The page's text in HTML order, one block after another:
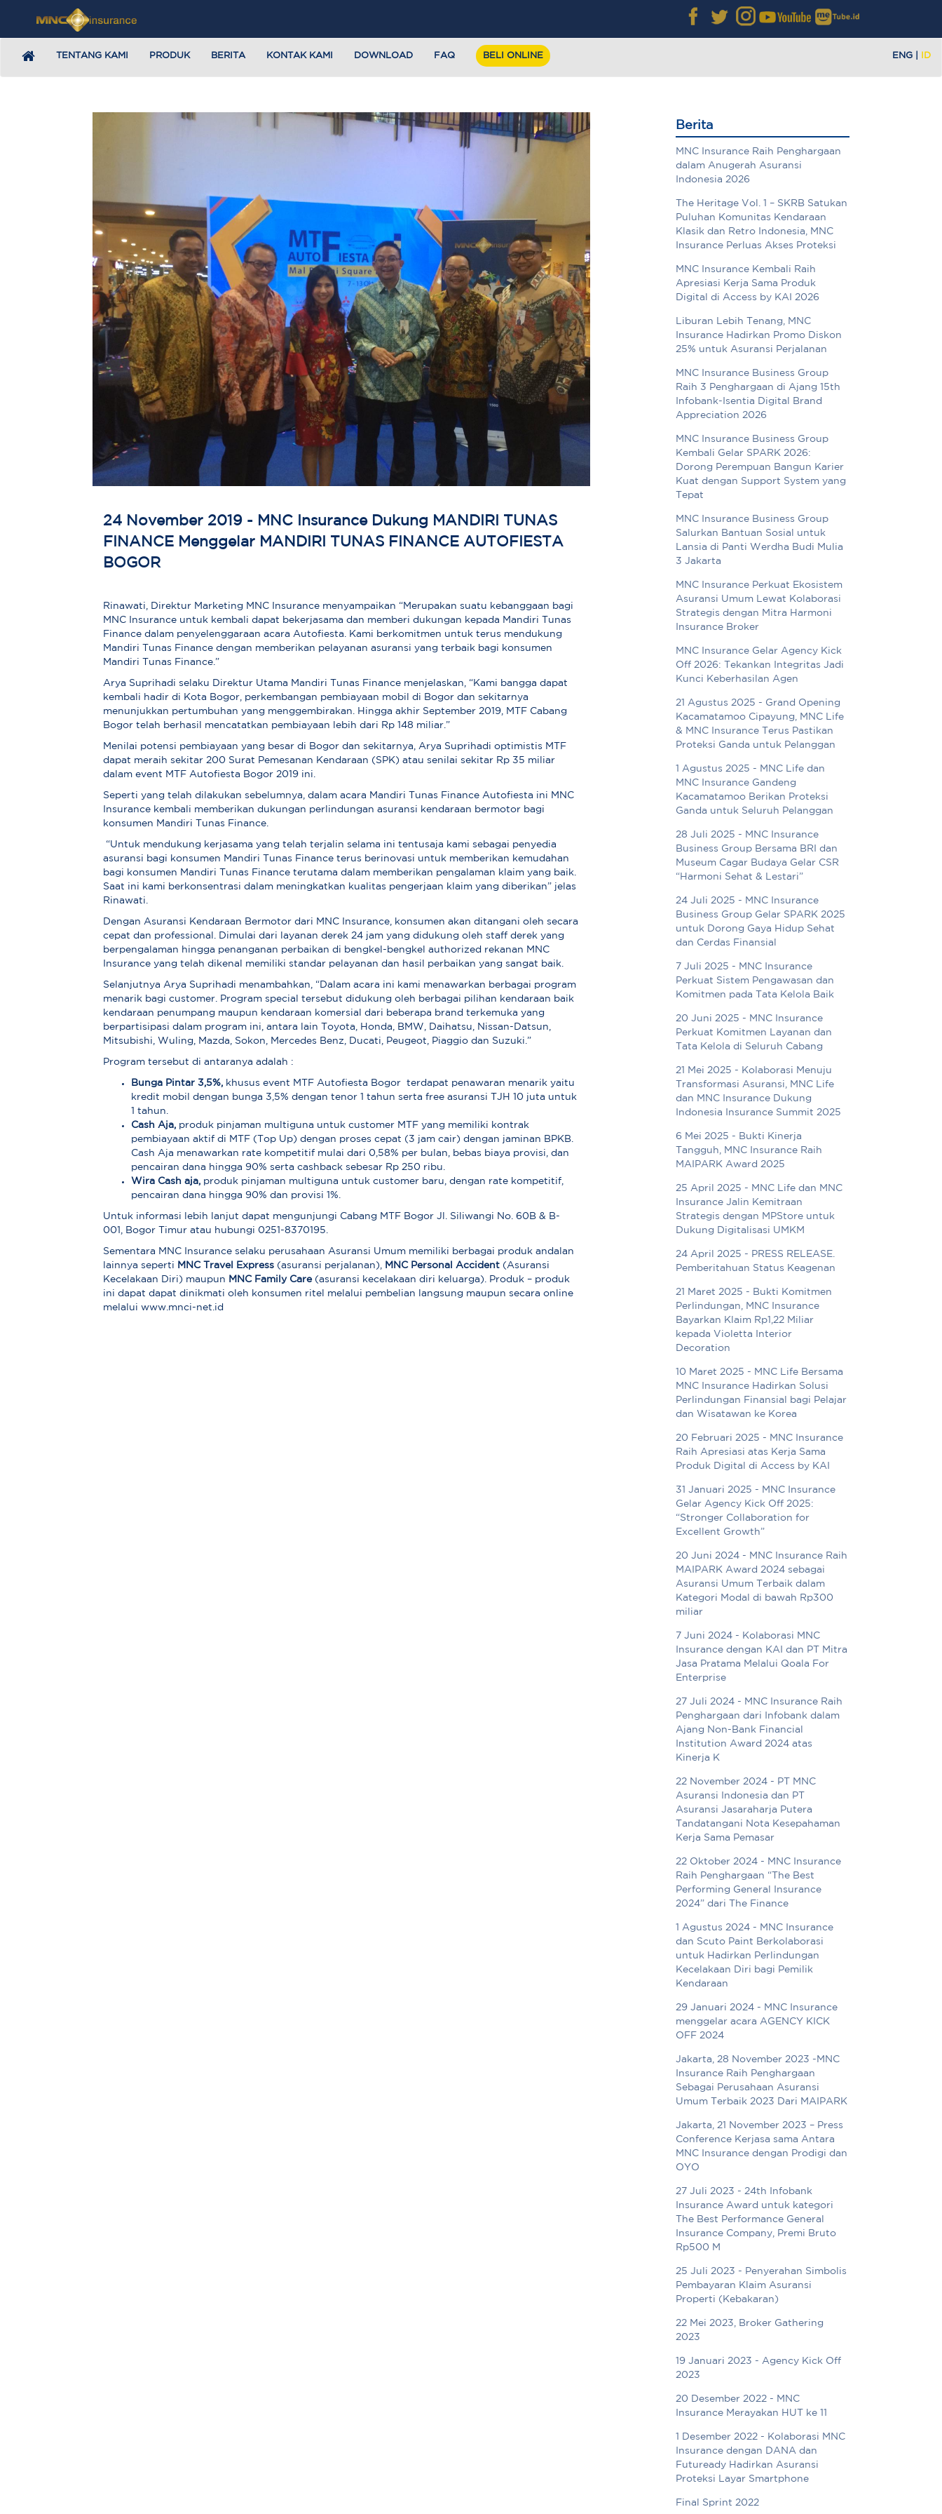
TENTANG KAMI PRODUK BERITA KONTAK KAMI DOWNLOAD FAQ BELI ONLINE ENG ID
24 November 2019 - MNC Insurance Dukung MANDIRI TUNAS
FINANCE Menggelar MANDIRI TUNAS FINANCE AUTOFIESTA
BOGOR
Rinawati, Direktur Marketing MNC Insurance menyampaikan “Merupakan suatu kebanggaan bagi
MNC Insurance untuk kembali dapat bekerjasama dan memberi dukungan kepada Mandiri Tunas
Finance dalam penyelenggaraan acara Autofiesta. Kami berkomitmen untuk terus mendukung
Mandiri Tunas Finance dengan memberikan pelayanan asuransi yang terbaik bagi konsumen
Mandiri Tunas Finance.”
Arya Suprihadi selaku Direktur Utama Mandiri Tunas Finance menjelaskan, “Kami bangga dapat
kembali hadir di Kota Bogor, perkembangan pembiayaan mobil di Bogor dan sekitarnya
menunjukkan pertumbuhan yang menggembirakan. Hingga akhir September 2019, MTF Cabang
Bogor telah berhasil mencatatkan pembiayaan lebih dari Rp 148 miliar.”
Menilai potensi pembiayaan yang besar di Bogor dan sekitarnya, Arya Suprihadi optimistis MTF
dapat meraih sekitar 200 Surat Pemesanan Kendaraan (SPK) atau senilai sekitar Rp 35 miliar
dalam event MTF Autofiesta Bogor 2019 ini.
Seperti yang telah dilakukan sebelumnya, dalam acara Mandiri Tunas Finance Autofiesta ini MNC
Insurance kembali memberikan dukungan perlindungan asuransi kendaraan bermotor bagi
konsumen Mandiri Tunas Finance.
“Untuk mendukung kerjasama yang telah terjalin selama ini tentusaja kami sebagai penyedia
asuransi bagi konsumen Mandiri Tunas Finance terus berinovasi untuk memberikan kemudahan
bagi konsumen Mandiri Tunas Finance terutama dalam memberikan pengalaman klaim yang baik.
Saat ini kami berkonsentrasi dalam meningkatkan kualitas pengerjaan klaim yang diberikan” jelas
Rinawati.
Dengan Asuransi Kendaraan Bermotor dari MNC Insurance, konsumen akan ditangani oleh secara
cepat dan professional. Dimulai dari layanan derek 24 jam yang didukung oleh staff derek yang
berpengalaman hingga penanganan perbaikan di bengkel-bengkel authorized rekanan MNC
Insurance yang telah dikenal memiliki standar pelayanan dan hasil perbaikan yang sangat baik.
Selanjutnya Arya Suprihadi menambahkan, “Dalam acara ini kami menawarkan berbagai program
menarik bagi customer. Program special tersebut didukung oleh berbagai pilihan kendaraan baik
kendaraan penumpang maupun kendaraan komersial dari beberapa brand terkemuka yang
berpartisipasi dalam program ini, antara lain Toyota, Honda, BMW, Daihatsu, Nissan-Datsun,
Mitsubishi, Wuling, Mazda, Sokon, Mercedes Benz, Ducati, Peugeot, Piaggio dan Suzuki.”
Program tersebut di antaranya adalah :
Bunga Pintar 3,5%, khusus event MTF Autofiesta Bogor terdapat penawaran menarik yaitu
kredit mobil dengan bunga 3,5% dengan tenor 1 tahun serta free asuransi TJH 10 juta untuk
1 tahun.
Cash Aja, produk pinjaman multiguna untuk customer MTF yang memiliki kontrak
pembiayaan aktif di MTF (Top Up) dengan proses cepat (3 jam cair) dengan jaminan BPKB.
Cash Aja menawarkan rate kompetitif mulai dari 0,58% per bulan, bebas biaya provisi, dan
pencairan dana hingga 90% serta cashback sebesar Rp 250 ribu.
Wira Cash aja, produk pinjaman multiguna untuk customer baru, dengan rate kompetitif,
pencairan dana hingga 90% dan provisi 1%.
Untuk informasi lebih lanjut dapat mengunjungi Cabang MTF Bogor Jl. Siliwangi No. 60B & B-
001, Bogor Timur atau hubungi 0251-8370195.
Sementara MNC Insurance selaku perusahaan Asuransi Umum memiliki berbagai produk andalan
lainnya seperti
MNC Travel Express (asuransi perjalanan), MNC Personal Accident (Asuransi
Kecelakaan Diri) maupun
MNC Family Care(asuransi kecelakaan diri keluarga). Produk – produk
ini dapat dapat dinikmati oleh konsumen ritel melalui pembelian langsung maupun secara online
melalui www.mnci-net.id
Berita
MNC Insurance Raih Penghargaan
dalam Anugerah Asuransi
Indonesia 2026
The Heritage Vol. 1 – SKRB Satukan
Puluhan Komunitas Kendaraan
Klasik dan Retro Indonesia, MNC
Insurance Perluas Akses Proteksi
MNC Insurance Kembali Raih
Apresiasi Kerja Sama Produk
Digital di Access by KAI 2026
Liburan Lebih Tenang, MNC
Insurance Hadirkan Promo Diskon
25% untuk Asuransi Perjalanan
MNC Insurance Business Group
Raih 3 Penghargaan di Ajang 15th
Infobank-Isentia Digital Brand
Appreciation 2026
MNC Insurance Business Group
Kembali Gelar SPARK 2026:
Dorong Perempuan Bangun Karier
Kuat dengan Support System yang
Tepat
MNC Insurance Business Group
Salurkan Bantuan Sosial untuk
Lansia di Panti Werdha Budi Mulia
3 Jakarta
MNC Insurance Perkuat Ekosistem
Asuransi Umum Lewat Kolaborasi
Strategis dengan Mitra Harmoni
Insurance Broker
MNC Insurance Gelar Agency Kick
Off 2026: Tekankan Integritas Jadi
Kunci Keberhasilan Agen
21 Agustus 2025 - Grand Opening
Kacamatamoo Cipayung, MNC Life
& MNC Insurance Terus Pastikan
Proteksi Ganda untuk Pelanggan
1 Agustus 2025 - MNC Life dan
MNC Insurance Gandeng
Kacamatamoo Berikan Proteksi
Ganda untuk Seluruh Pelanggan
28 Juli 2025 - MNC Insurance
Business Group Bersama BRI dan
Museum Cagar Budaya Gelar CSR
“Harmoni Sehat & Lestari”
24 Juli 2025 - MNC Insurance
Business Group Gelar SPARK 2025
untuk Dorong Gaya Hidup Sehat
dan Cerdas Finansial
7 Juli 2025 - MNC Insurance
Perkuat Sistem Pengawasan dan
Komitmen pada Tata Kelola Baik
20 Juni 2025 - MNC Insurance
Perkuat Komitmen Layanan dan
Tata Kelola di Seluruh Cabang
21 Mei 2025 - Kolaborasi Menuju
Transformasi Asuransi, MNC Life
dan MNC Insurance Dukung
Indonesia Insurance Summit 2025
6 Mei 2025 - Bukti Kinerja
Tangguh, MNC Insurance Raih
MAIPARK Award 2025
25 April 2025 - MNC Life dan MNC
Insurance Jalin Kemitraan
Strategis dengan MPStore untuk
Dukung Digitalisasi UMKM
24 April 2025 - PRESS RELEASE.
Pemberitahuan Status Keagenan
21 Maret 2025 - Bukti Komitmen
Perlindungan, MNC Insurance
Bayarkan Klaim Rp1,22 Miliar
kepada Violetta Interior
Decoration
10 Maret 2025 - MNC Life Bersama
MNC Insurance Hadirkan Solusi
Perlindungan Finansial bagi Pelajar
dan Wisatawan ke Korea
20 Februari 2025 - MNC Insurance
Raih Apresiasi atas Kerja Sama
Produk Digital di Access by KAI
31 Januari 2025 - MNC Insurance
Gelar Agency Kick Off 2025:
“Stronger Collaboration for
Excellent Growth”
20 Juni 2024 - MNC Insurance Raih
MAIPARK Award 2024 sebagai
Asuransi Umum Terbaik dalam
Kategori Modal di bawah Rp300
miliar
7 Juni 2024 - Kolaborasi MNC
Insurance dengan KAI dan PT Mitra
Jasa Pratama Melalui Qoala For
Enterprise
27 Juli 2024 - MNC Insurance Raih
Penghargaan dari Infobank dalam
Ajang Non-Bank Financial
Institution Award 2024 atas
Kinerja K
22 November 2024 - PT MNC
Asuransi Indonesia dan PT
Asuransi Jasaraharja Putera
Tandatangani Nota Kesepahaman
Kerja Sama Pemasar
22 Oktober 2024 - MNC Insurance
Raih Penghargaan “The Best
Performing General Insurance
2024” dari The Finance
1 Agustus 2024 - MNC Insurance
dan Scuto Paint Berkolaborasi
untuk Hadirkan Perlindungan
Kecelakaan Diri bagi Pemilik
Kendaraan
29 Januari 2024 - MNC Insurance
menggelar acara AGENCY KICK
OFF 2024
Jakarta, 28 November 2023 -MNC
Insurance Raih Penghargaan
Sebagai Perusahaan Asuransi
Umum Terbaik 2023 Dari MAIPARK
Jakarta, 21 November 2023 – Press
Conference Kerjasa sama Antara
MNC Insurance dengan Prodigi dan
OYO
27 Juli 2023 - 24th Infobank
Insurance Award untuk kategori
The Best Performance General
Insurance Company, Premi Bruto
Rp500 M
25 Juli 2023 - Penyerahan Simbolis
Pembayaran Klaim Asuransi
Properti (Kebakaran)
22 Mei 2023, Broker Gathering
2023
19 Januari 2023 - Agency Kick Off
2023
20 Desember 2022 - MNC
Insurance Merayakan HUT ke 11
1 Desember 2022 - Kolaborasi MNC
Insurance dengan DANA dan
Futuready Hadirkan Asuransi
Proteksi Layar Smartphone
Final Sprint 2022